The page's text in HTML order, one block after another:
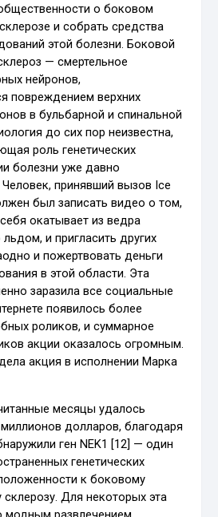
о боковом
и собрать средства
этой болезни. Боковой
— смертельное
нейронов,
повреждением верхних
в бульбарной и спинальной
до сих пор неизвестна,
роль генетических
болезни уже давно
принявший вызов Ice
был записать видео о том,
окатывает из ведра
и пригласить других
и пожертвовать деньги
в этой области. Эта
заразила все социальные
появилось более
роликов, и суммарное
акции оказалось огромным.
акция в исполнении Марка
месяцы удалось
долларов, благодаря
ген NEK1 [12] — один
генетических
к боковому
Для некоторых эта